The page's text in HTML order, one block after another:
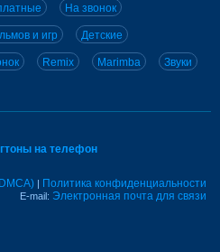
На звонок
и игр Детские
Remix Marimba Звуки
на телефон
| Политика конфиденциальности
E-mail: Электронная почта для связи